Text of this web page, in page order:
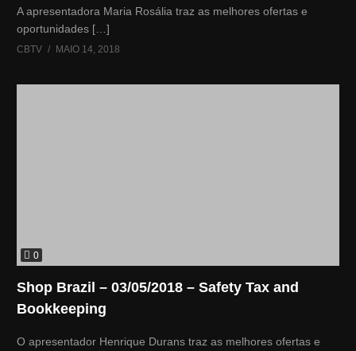
A apresentadora Maria Rosália traz as melhores ofertas e
oportunidades […]
CBTV MAIO 14, 2018
0
Shop Brazil – 03/05/2018 – Safety Tax and
Bookkeeping
O apresentador Henrique Durans traz as melhores ofertas e